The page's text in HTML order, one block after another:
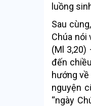
luồng
Sau
Chúa nói
(Ml 3,20)
đến
hướng về
nguyện
“ngày